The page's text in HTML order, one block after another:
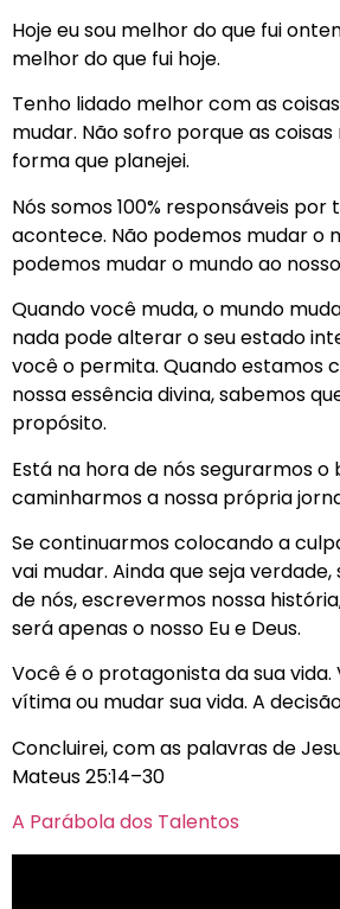
Hoje eu sou melhor do que fui
melhor do que fui hoje.
Tenho lidado melhor com as
mudar. Não sofro porque as
forma que planejei.
Nós somos 100% responsáveis por
acontece. Não podemos mudar o
podemos mudar o mundo ao
Quando você muda, o mundo
nada pode alterar o seu estado
você o permita. Quando estamos
nossa essência divina, sabemos
propósito.
Está na hora de nós segurarmos o
caminharmos a nossa própria
Se continuarmos colocando a
vai mudar. Ainda que seja
de nós, escrevermos nossa
será apenas o nosso Eu e Deus.
Você é o protagonista da sua
vítima ou mudar sua vida. A
Concluirei, com as palavras de
Mateus 25:14–30
A Parábola dos Talentos